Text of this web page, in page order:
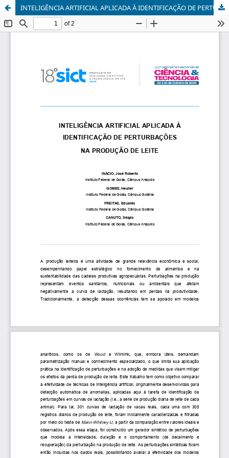
INTELIGÊNCIA ARTIFICIAL APLICADA À IDENTIFICAÇÃO DE PERTURBAÇÕES NA PRODUÇÃO DE LEITE